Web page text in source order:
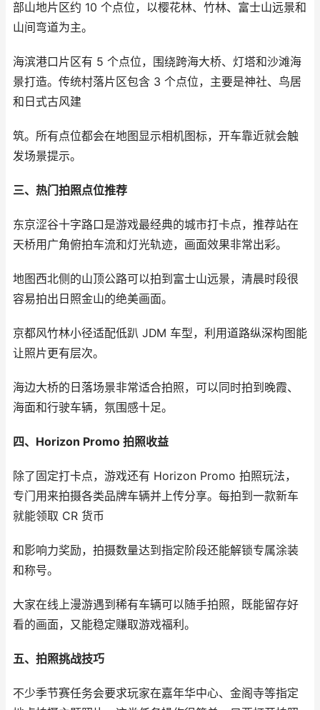
部山地片区约 10 个点位，以樱花林、竹林、富士山远景和
山间弯道为主。
海滨港口片区有 5 个点位，围绕跨海大桥、灯塔和沙滩海
景打造。传统村落片区包含 3 个点位，主要是神社、鸟居
和日式古风建
筑。所有点位都会在地图显示相机图标，开车靠近就会触
发场景提示。
三、热门拍照点位推荐
东京涩谷十字路口是游戏最经典的城市打卡点，推荐站在
天桥用广角俯拍车流和灯光轨迹，画面效果非常出彩。
地图西北侧的山顶公路可以拍到富士山远景，清晨时段很
容易拍出日照金山的绝美画面。
京都风竹林小径适配低趴 JDM 车型，利用道路纵深构图能
让照片更有层次。
海边大桥的日落场景非常适合拍照，可以同时拍到晚霞、
海面和行驶车辆，氛围感十足。
四、Horizon Promo 拍照收益
除了固定打卡点，游戏还有 Horizon Promo 拍照玩法，
专门用来拍摄各类品牌车辆并上传分享。每拍到一款新车
就能领取 CR 货币
和影响力奖励，拍摄数量达到指定阶段还能解锁专属涂装
和称号。
大家在线上漫游遇到稀有车辆可以随手拍照，既能留存好
看的画面，又能稳定赚取游戏福利。
五、拍照挑战技巧
不少季节赛任务会要求玩家在嘉年华中心、金阁寺等指定